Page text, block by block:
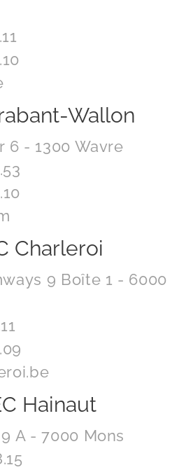
Wallon
6 - 1300 Wavre
Charleroi
9 Boîte 1 - 6000
Hainaut
A - 7000 Mons